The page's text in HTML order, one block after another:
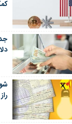
دلار از